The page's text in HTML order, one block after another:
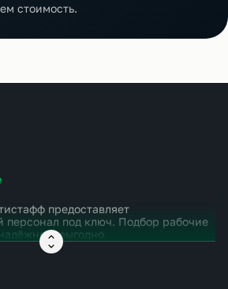
стоимость.
предоставляет
под ключ. Подбор рабочие
и выгодно.